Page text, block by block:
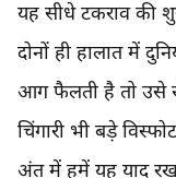
यह सीधे टकराव की
दोनों ही हालात में
आग फैलती है तो उसे
चिंगारी भी बड़े
अंत में हमें यह याद